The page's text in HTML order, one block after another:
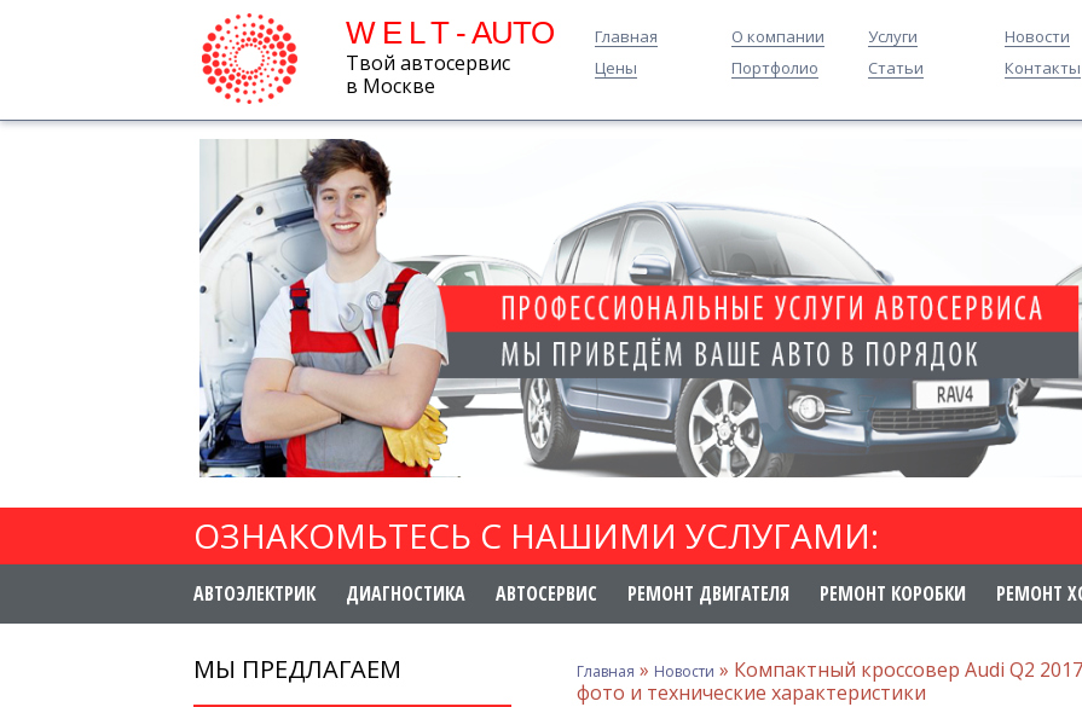
W E L T - AUTO
Твой автосервис
в Москве
Главная О компании Услуги
Новости
Цены
Портфолио Статьи Контакты
ОЗНАКОМЬТЕСЬ С НАШИМИ УСЛУГАМИ:
АВТОЭЛЕКТРИК ДИАГНОСТИКА АВТОСЕРВИС РЕМОНТ ДВИГАТЕЛЯ РЕМОНТ КОРОБКИ РЕМОНТ
МЫ ПРЕДЛАГАЕМ Главная » Новости » Компактный кроссовер Audi Q2
фото и технические характеристики